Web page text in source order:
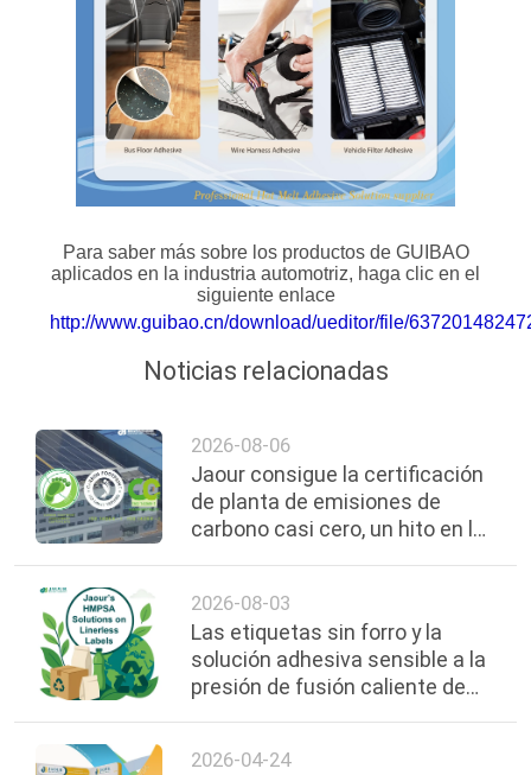
UNA CITA
SITIO
POLÍTICA
PRIVACIDAD
Para saber más sobre los productos de GUIBAO
aplicados en la industria automotriz, haga clic en el
siguiente enlace
http://www.guibao.cn/download/ueditor/file/
Noticias relacionadas
2026-08-06
Jaour consigue la certificación
de planta de emisiones de
carbono casi cero, un hito en la
2026-08-03
Las etiquetas sin forro y la
solución adhesiva sensible a la
presión de fusión caliente de
2026-04-24